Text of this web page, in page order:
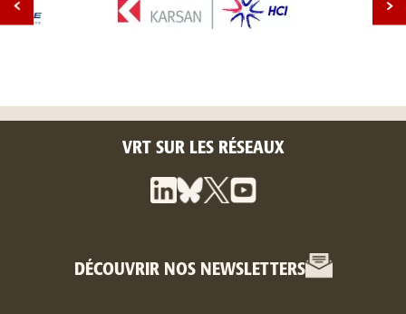
VRT SUR LES RÉSEAUX
DÉCOUVRIR NOS NEWSLETTERS